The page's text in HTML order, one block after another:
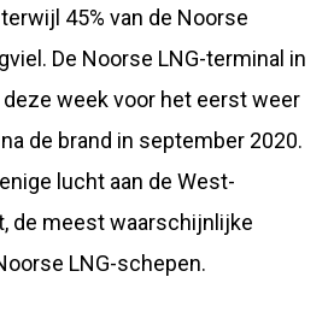
45% van de Noorse
De Noorse LNG-terminal in
week voor het eerst weer
de brand in september 2020.
lucht aan de West-
de meest waarschijnlijke
LNG-schepen.